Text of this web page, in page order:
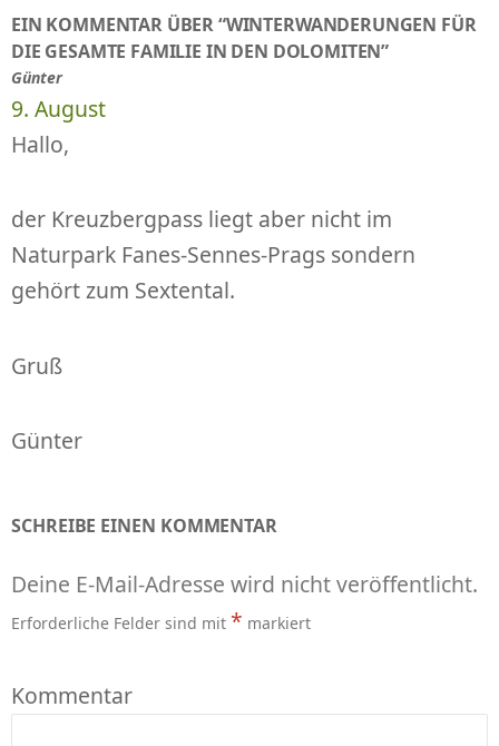
EIN KOMMENTAR ÜBER “WINTERWANDERUNGEN FÜR
DIE GESAMTE FAMILIE IN DEN DOLOMITEN”
Günter
9. August
Hallo,
der Kreuzbergpass liegt aber nicht im
Naturpark Fanes-Sennes-Prags sondern
gehört zum Sextental.
Gruß
Günter
SCHREIBE EINEN KOMMENTAR
Deine E-Mail-Adresse wird nicht veröffentlicht.
Erforderliche Felder sind mit * markiert
Kommentar